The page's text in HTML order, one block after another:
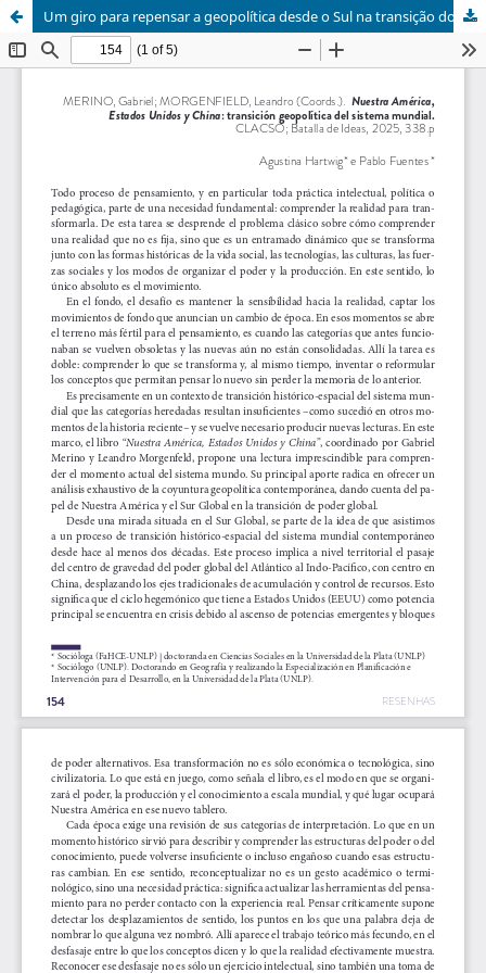
Um giro para repensar a geopolítica desde o Sul na transição do poder global